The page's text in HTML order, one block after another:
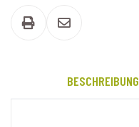
BESCHREIBUNG